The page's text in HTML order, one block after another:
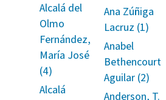
Alcalá del
Olmo
Fernández,
María José
(4)
Alcalá
Ana Zúñiga
Lacruz (1)
Anabel
Bethencourt
Aguilar (2)
Anderson, T.